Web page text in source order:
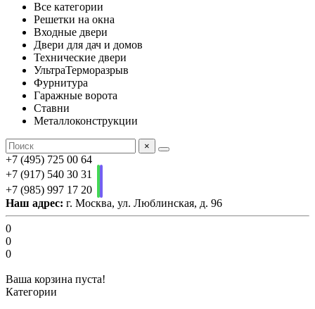
Все категории
Решетки на окна
Входные двери
Двери для дач и домов
Технические двери
УльтраТерморазрыв
Фурнитура
Гаражные ворота
Ставни
Металлоконструкции
×
+7 (495) 725 00 64
+7 (917) 540 30 31
+7 (985) 997 17 20
Наш адрес: г. Москва, ул. Люблинская, д. 96
0
0
0
Ваша корзина пуста!
Категории